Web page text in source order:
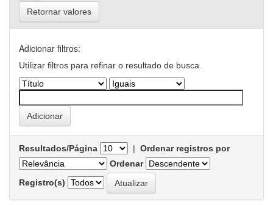
Retornar valores
Adicionar filtros:
Utilizar filtros para refinar o resultado de busca.
Resultados/Página | Ordenar registros por
Ordenar
Registro(s)